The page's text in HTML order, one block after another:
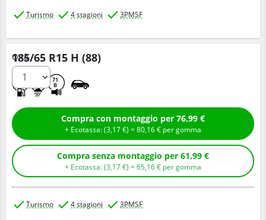
Turismo 4 stagioni 3PMSF
185/65 R15 H (88)
71
B
Q.tà
Compra con montaggio per 76,99 €
+ Ecotassa: (3,17€ ) =80,16€ per gomma
Compra senza montaggio per 61,99 €
+ Ecotassa: (3,17€ ) =65,16€ per gomma
Turismo 4 stagioni 3PMSF